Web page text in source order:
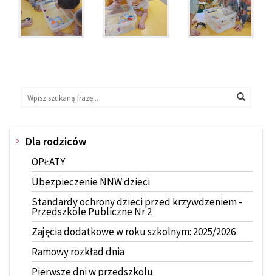
Wyszukiwarka
Wyszukaj
Menu
Dla rodziców
OPŁATY
Ubezpieczenie NNW dzieci
Standardy ochrony dzieci przed krzywdzeniem -
Przedszkole Publiczne Nr 2
Zajęcia dodatkowe w roku szkolnym: 2025/2026
Ramowy rozkład dnia
Pierwsze dni w przedszkolu